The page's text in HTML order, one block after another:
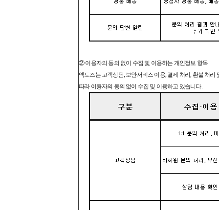
② 이용자의 동의 없이 수집 및 이용하는 개인정보 항목
액토즈는 고객상담, 보안서비스 이용, 결제 처리, 환불 처
따라 이용자의 동의 없이 수집 및 이용하고 있습니다.